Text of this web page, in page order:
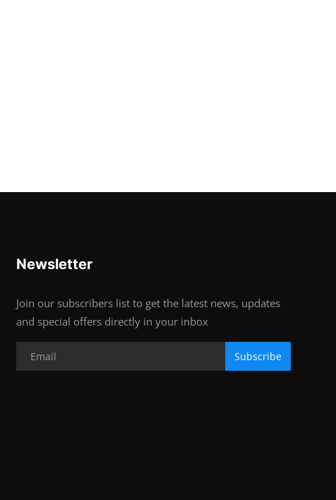
Newsletter
Join our subscribers list to get the latest news, updates
and special offers directly in your inbox
Subscribe